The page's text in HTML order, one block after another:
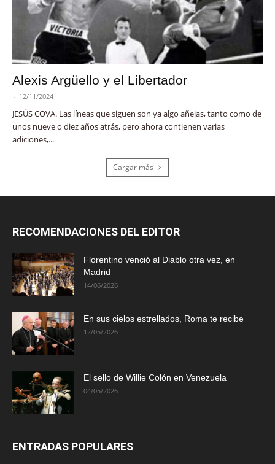
Alexis Argüello y el Libertador
- 12/11/2024
JESÚS COVA. Las líneas que siguen son ya algo añejas, tanto como de
unos nueve o diez años atrás, pero ahora contienen varias
adiciones,...
Cargar más
RECOMENDACIONES DEL EDITOR
Florentino venció al Diablo otra vez, en
Madrid
14/06/2026
En sus cielos estrellados, Roma te recibe
12/05/2026
El sello de Willie Colón en Venezuela
04/05/2026
ENTRADAS POPULARES